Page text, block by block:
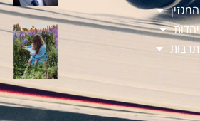
המגזין
יהדות
תרבות